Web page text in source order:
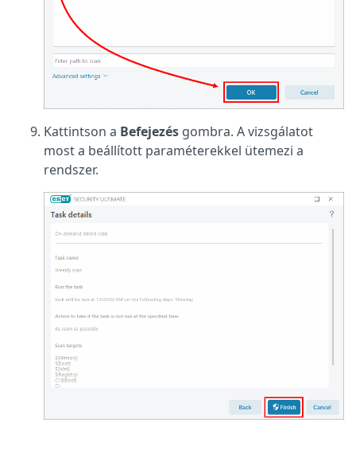
Kattintson a Befejezés gombra. A vizsgálatot
most a beállított paraméterekkel ütemezi a
rendszer.